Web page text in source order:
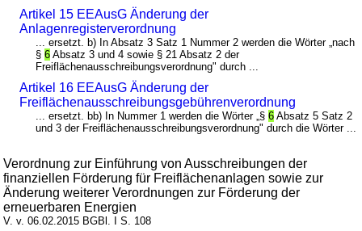
Artikel 15 EEAusG Änderung der
Anlagenregisterverordnung
... ersetzt. b) In Absatz 3 Satz 1 Nummer 2 werden die Wörter „nach
§6 Absatz 3 und 4 sowie § 21 Absatz 2 der
Freiflächenausschreibungsverordnung" durch ...
Artikel 16 EEAusG Änderung der
Freiflächenausschreibungsgebührenverordnung
... ersetzt. bb) In Nummer 1 werden die Wörter „§6 Absatz 5 Satz 2
und 3 der Freiflächenausschreibungsverordnung" durch die Wörter ...
Verordnung zur Einführung von Ausschreibungen der
finanziellen Förderung für Freiflächenanlagen sowie zur
Änderung weiterer Verordnungen zur Förderung der
erneuerbaren Energien
V. v. 06.02.2015 BGBl. I S. 108